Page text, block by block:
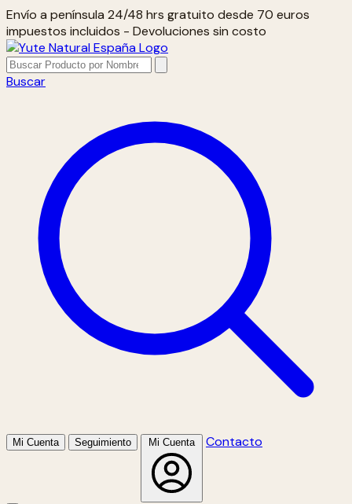
Envío a península 24/48 hrs gratuito desde 70 euros
impuestos incluidos - Devoluciones sin costo
Buscar
Mi Cuenta Seguimiento Mi Cuenta Contacto